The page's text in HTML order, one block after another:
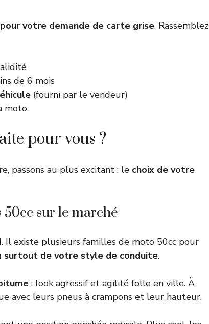
votre demande de carte grise. Rassemblez
de 6 mois
(fourni par le vendeur)
moto
pour vous ?
passons au plus excitant : le choix de votre
50cc sur le marché
Il existe plusieurs familles de moto 50cc pour
surtout de votre style de conduite.
: look agressif et agilité folle en ville. À
avec leurs pneus à crampons et leur hauteur.